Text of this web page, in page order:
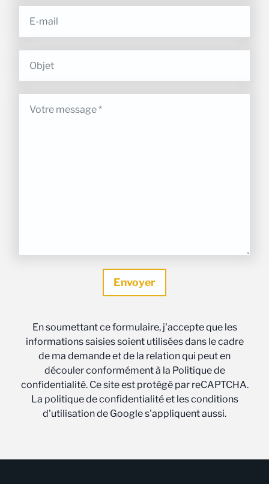
En soumettant ce formulaire, j'accepte que les
informations saisies soient utilisées dans le cadre
de ma demande et de la relation qui peut en
découler conformément à la Politique de
confidentialité. Ce site est protégé par reCAPTCHA.
La politique de confidentialité et les conditions
d'utilisation de Google s'appliquent aussi.